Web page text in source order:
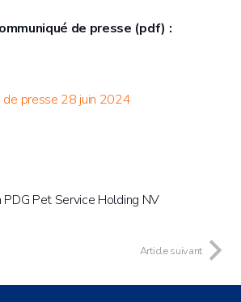
de presse (pdf) :
de presse 28 juin 2024
PDG Pet Service Holding NV
Article suivant